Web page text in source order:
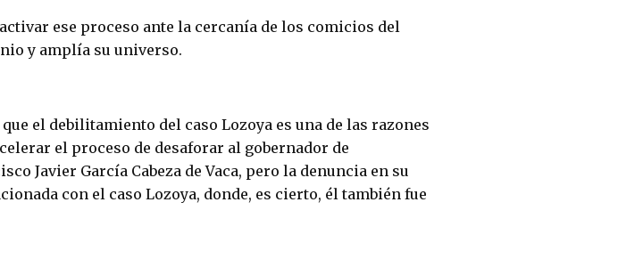
ese proceso ante la cercanía de los comicios del
y amplía su universo.
el debilitamiento del caso Lozoya es una de las razones
el proceso de desaforar al gobernador de
Javier García Cabeza de Vaca, pero la denuncia en su
con el caso Lozoya, donde, es cierto, él también fue